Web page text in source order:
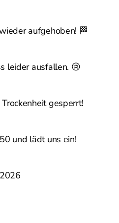
aufgehoben! 🏁
leider ausfallen. 😢
gesperrt!
und lädt uns ein!